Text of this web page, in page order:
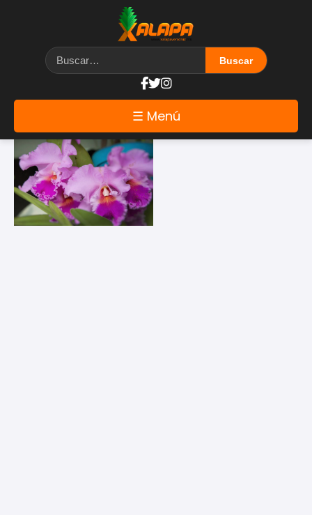
☰ Menú
Etiqueta: bugambilias